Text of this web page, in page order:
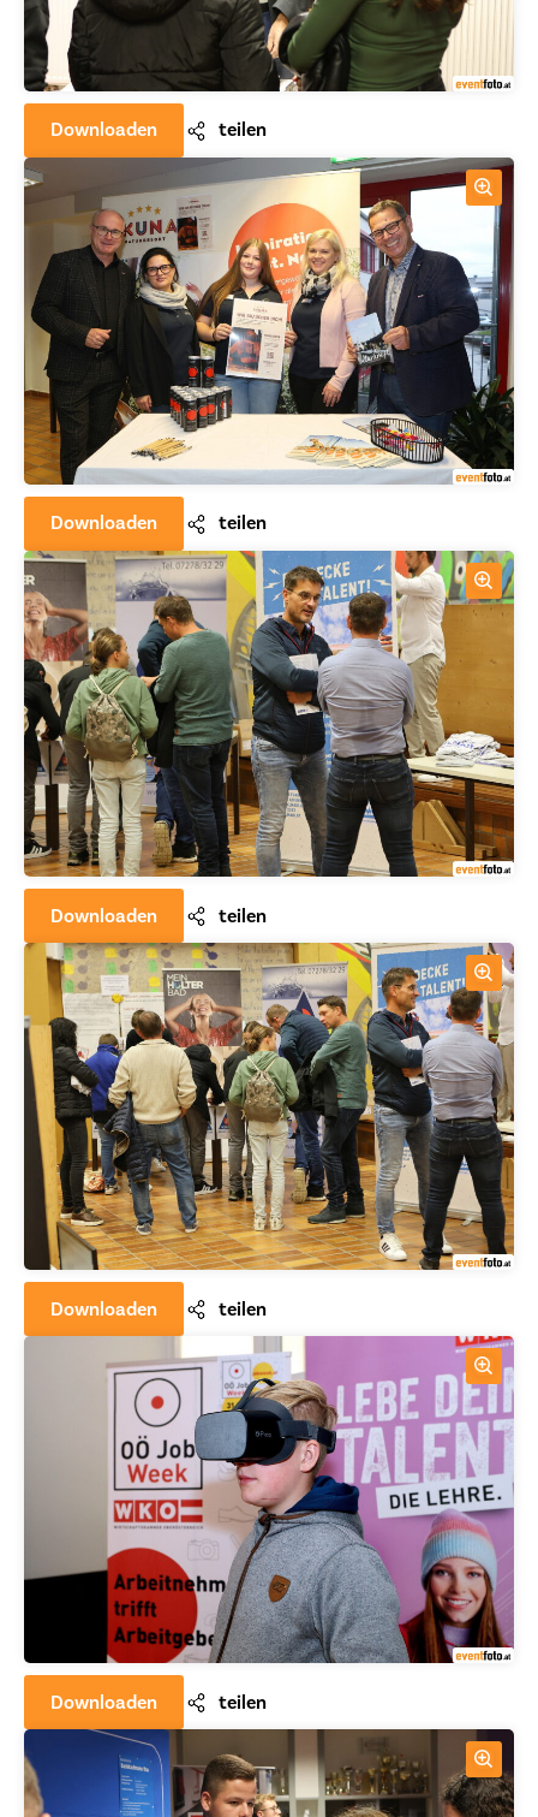
Downloaden teilen
Downloaden teilen
Downloaden teilen
Downloaden teilen
Downloaden teilen